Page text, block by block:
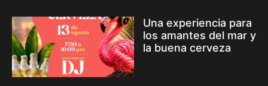
Una experiencia para
los amantes del mar y
la buena cerveza